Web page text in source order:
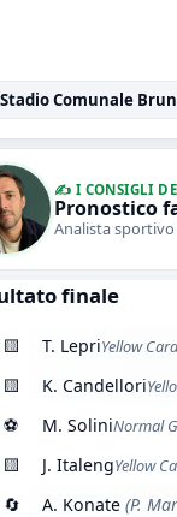
Comunale
✍️ I CONSIGLI
Pronostico
Analista sportivo
finale
🟨 T. LepriYellow Card
🟨 K. Candellori
⚽ M. SoliniNormal
🟨 J. ItalengYellow
🔄 A. Konate (P.